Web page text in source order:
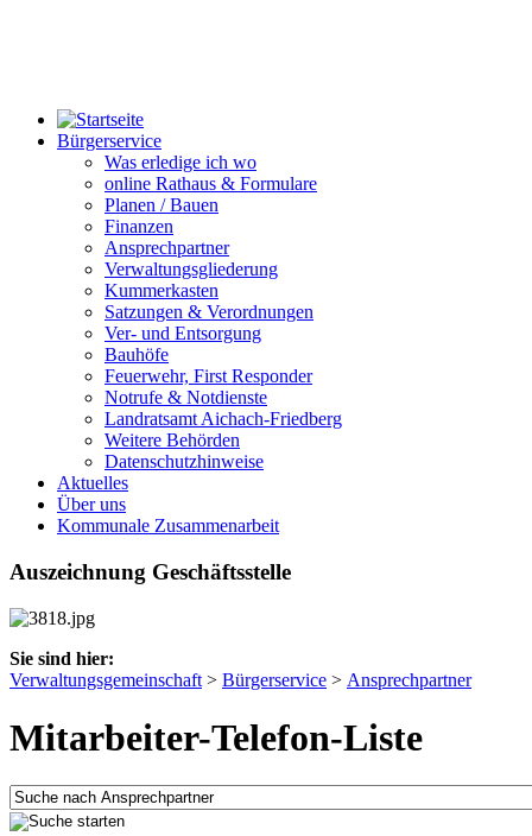
Bürgerservice
Was erledige ich wo
online Rathaus & Formulare
Planen / Bauen
Finanzen
Ansprechpartner
Verwaltungsgliederung
Kummerkasten
Satzungen & Verordnungen
Ver- und Entsorgung
Bauhöfe
Feuerwehr, First Responder
Notrufe & Notdienste
Landratsamt Aichach-Friedberg
Weitere Behörden
Datenschutzhinweise
Aktuelles
Über uns
Kommunale Zusammenarbeit
Auszeichnung Geschäftsstelle
Sie sind hier:
Verwaltungsgemeinschaft > Bürgerservice > Ansprechpartner
Mitarbeiter-Telefon-Liste